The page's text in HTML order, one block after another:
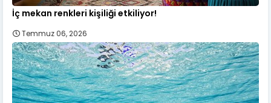
İç mekan renkleri kişiliği etkiliyor!
Temmuz 06, 2026